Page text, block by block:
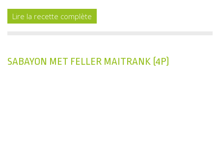
Lire la recette complète
SABAYON MET FELLER MAITRANK (4P)